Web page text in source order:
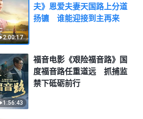
2:00:17
夫》恩爱夫妻天国路上分道
扬镳 谁能迎接到主再来
1:56:43
福音电影《艰险福音路》国
度福音路任重道远 抓捕监
禁下砥砺前行